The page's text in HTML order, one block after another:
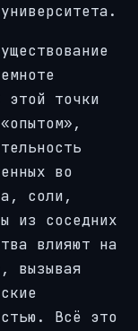
этой точки
во
соли,
из соседних
влияют на
вызывая
Всё это